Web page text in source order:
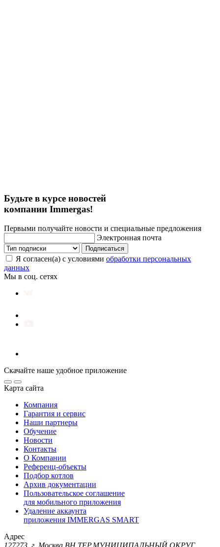
Будьте в курсе новостей
компании Immergas!
Первыми получайте новости и специальные предложения
Электронная почта
Подписаться
Я согласен(а) с условиями обработки персональных
данных
Мы в соц. сетях
Скачайте наше удобное приложение
Карта сайта
Компания
Гарантия и сервис
Наши партнеры
Обучение
Новости
Контакты
О Компании
Референц-объекты
Подбор котлов
Архив документации
Пользовательское соглашение
для мобильного приложения
Удаление аккаунта
приложения IMMERGAS SMART
Адрес
127273, г. Москва ВН.ТЕР.МУНИЦИПАЛЬНЫЙ ОКРУГ